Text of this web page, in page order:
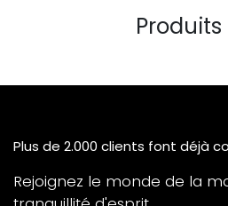
Produits
Plus de 2.000 clients font déjà
Rejoignez le monde de la